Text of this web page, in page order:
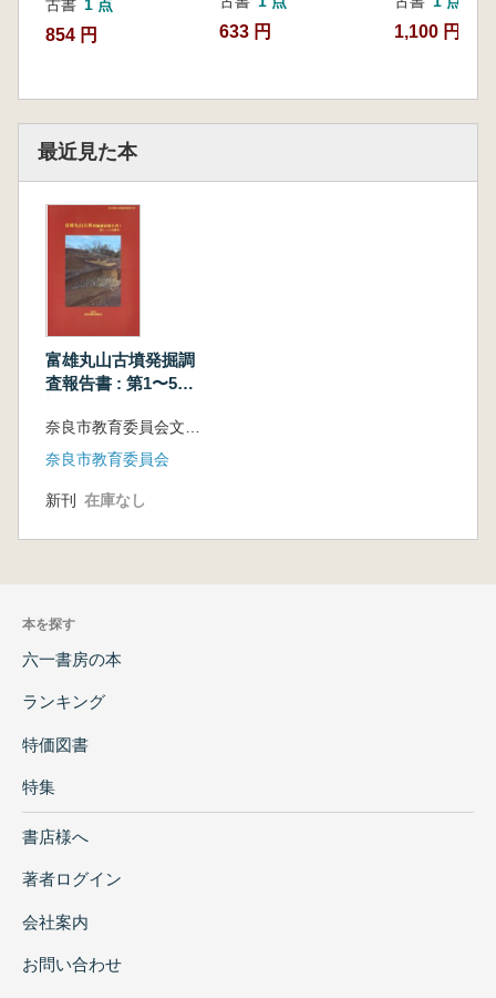
古書 1 点
854 円 633 円 1,100 円
最近見た本
富雄丸山古墳発掘調
査報告書 : 第1〜5次
奈良市教育委員会
新刊 在庫なし
本を探す
六一書房の本
ランキング
特価図書
特集
書店様へ
著者ログイン
会社案内
お問い合わせ